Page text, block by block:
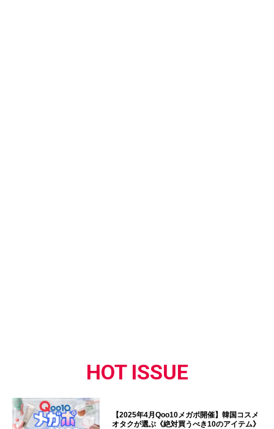
HOT ISSUE
【2025年4月Qoo10メガポ開催】韓国コスメ
オタクが選ぶ《絶対買うべき10のアイテム》